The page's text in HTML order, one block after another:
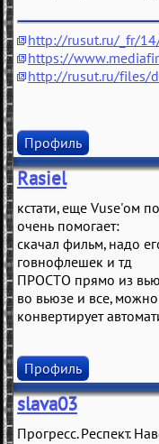
http://rusut.ru/_fr/
https://
http://rusut.ru/files/
Профиль
Rasiel
кстати, еще Vuse'ом
очень помогает:
скачал фильм, надо
говнофлешек и тд
ПРОСТО прямо из
во вьюзе и все,
конвертирует
Профиль
slava03
Прогресс. Респект.